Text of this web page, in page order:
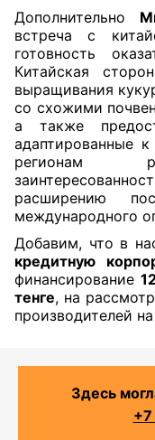
Дополнительно
встреча с
готовность
Китайская
выращивания
со схожими
а также
адаптированные
регионам
расширению
международного
Добавим, что в
кредитную
финансирование
тенге, на
производителей
Здесь